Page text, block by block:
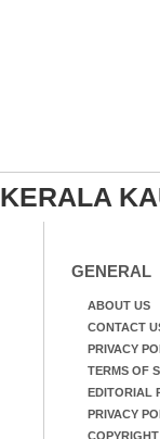
KERALA
GENERAL
ABOUT US
CONTACT
PRIVACY
TERMS OF
EDITORIAL
PRIVACY